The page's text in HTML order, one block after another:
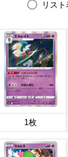
リス
1枚